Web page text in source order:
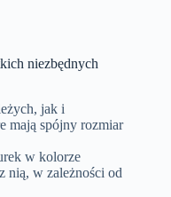
niezbędnych
jak i
mają spójny rozmiar
w kolorze
nią, w zależności od